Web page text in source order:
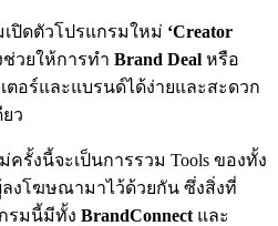
เปิดตัวโปรแกรมใหม่ ‘Creator
วยให้การทำ Brand Deal หรือ
ตอร์และแบรนด์ได้ง่ายและสะดวก
ว
รั้งนี้จะเป็นการรวม Tools ของทั้ง
ลงโฆษณามาไว้ด้วยกัน ซึ่งสิ่งที่
รมนี้มีทั้ง BrandConnect และ